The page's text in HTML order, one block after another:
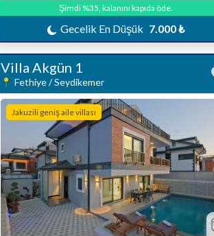
Şimdi %35, kalanını kapıda öde.
Gecelik En Düşük 7.000 ₺
Villa Akgün 1
Fethiye / Seydikemer
Jakuzili geniş aile villası